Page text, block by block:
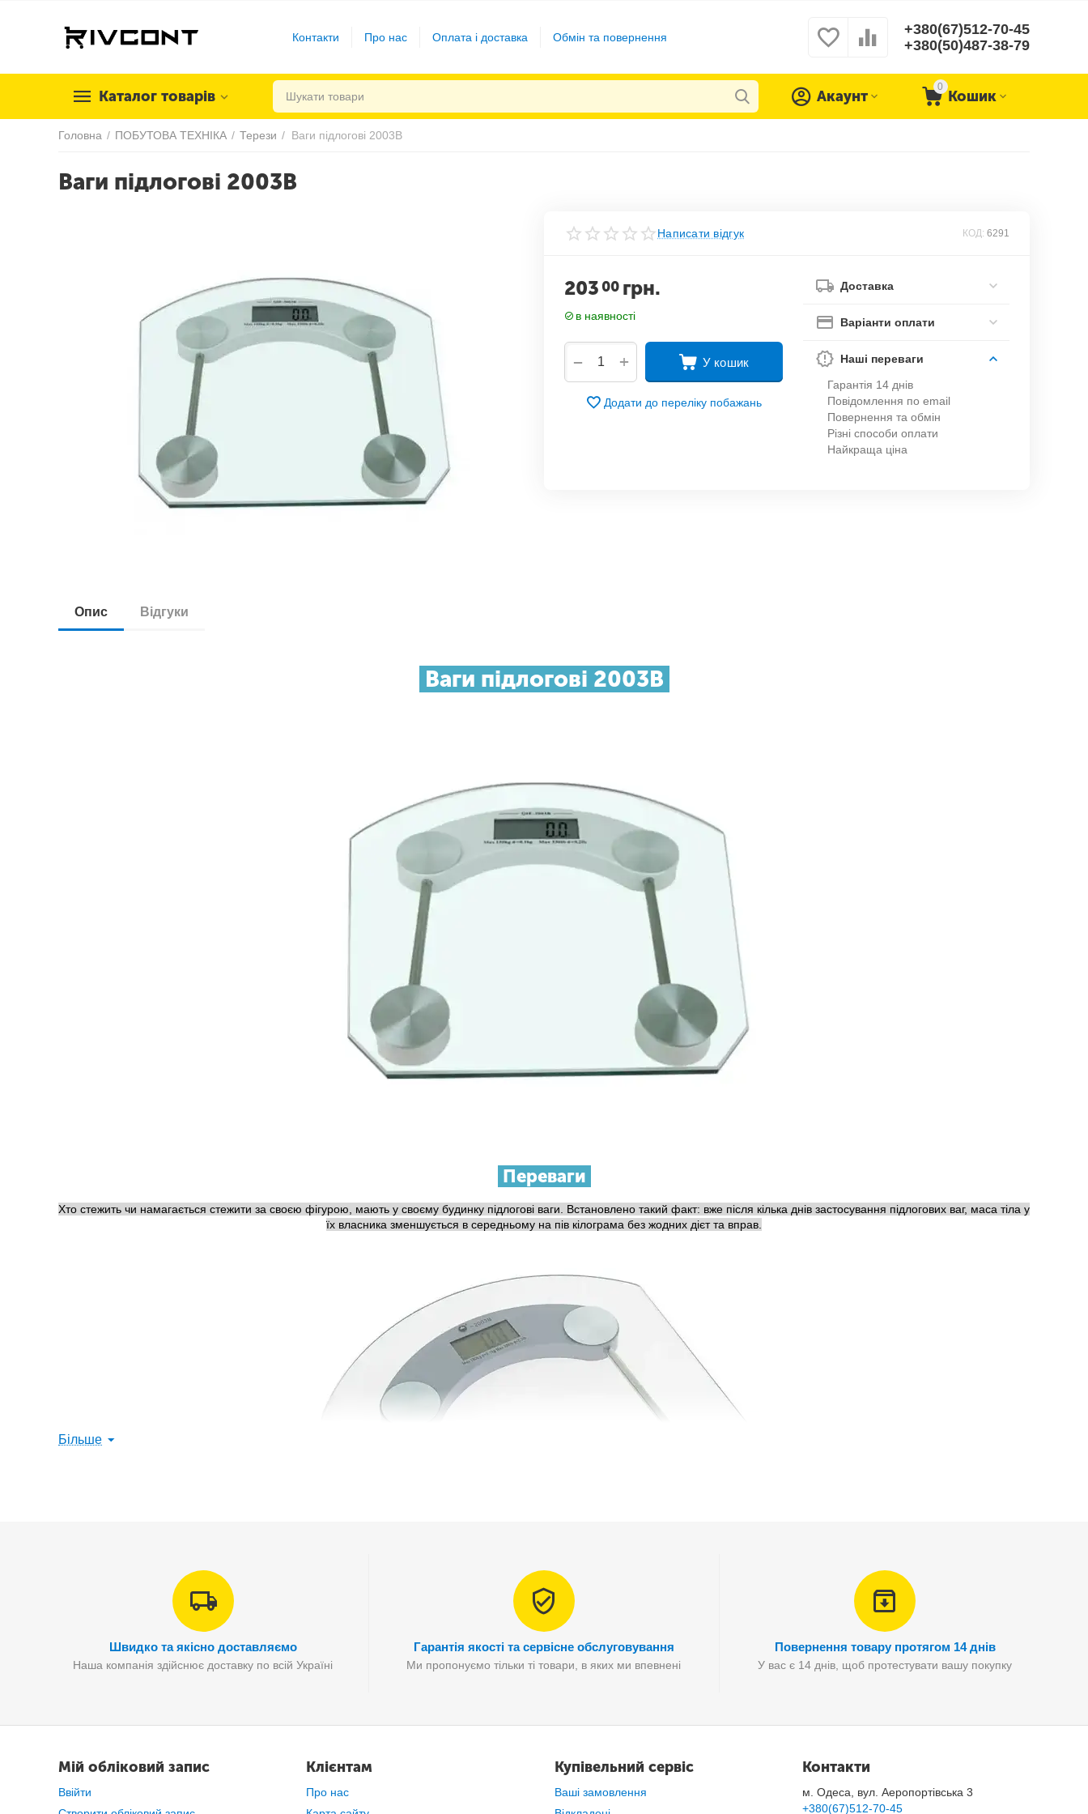
Контакти Про нас Оплата і доставка Обмін та повернення
+380(67)512-70-45
+380(50)487-38-79
Каталог товарів
0
Кошик
Акаунт
Головна / ПОБУТОВА ТЕХНІКА / Терези / Ваги підлогові 2003B
Ваги підлогові 2003B
Написати відгук КОД: 6291
203 00 грн.
в наявності
+
− У кошик
Додати до переліку побажань
Доставка
Варіанти оплати
Наші переваги
Гарантія 14 днів
Повідомлення по email
Повернення та обмін
Різні способи оплати
Найкраща ціна
Опис Відгуки
Ваги підлогові 2003B
Переваги
Хто стежить чи намагається стежити за своєю фігурою, мають у своєму будинку підлогові ваги. Встановлено такий факт: вже після кілька днів застосування підлогових ваг, маса тіла у
їх власника зменшується в середньому на пів кілограма без жодних дієт та вправ.
Більше
Швидко та якісно доставляємо
Наша компанія здійснює доставку по всій Україні
Гарантія якості та сервісне обслуговування
Ми пропонуємо тільки ті товари, в яких ми впевнені
Повернення товару протягом 14 днів
У вас є 14 днів, щоб протестувати вашу покупку
Мій обліковий запис
Ввійти
Клієнтам
Про нас
Купівельний сервіс
Ваші замовлення
Контакти
м. Одеса, вул. Аеропортівська 3
+380(67)512-70-45